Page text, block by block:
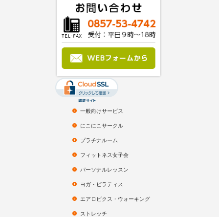
一般向けサービス
にこにこサークル
プラチナルーム
フィットネス女子会
パーソナルレッスン
ヨガ・ピラティス
エアロビクス・ウォーキング
ストレッチ